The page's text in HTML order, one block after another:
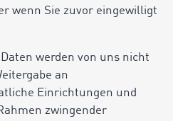
wenn Sie zuvor eingewilligt
werden von uns nicht
an
Einrichtungen und
zwingender